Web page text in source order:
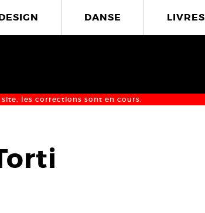
DANSE LIVRES
site, les corrections sont en cours.